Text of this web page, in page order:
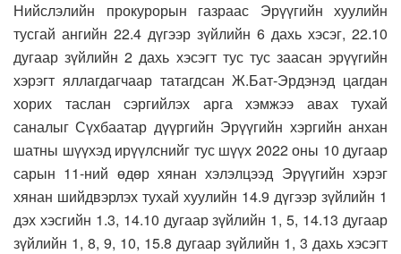
Нийслэлийн прокурорын газраас Эрүүгийн хуулийн
тусгай ангийн 22.4 дүгээр зүйлийн 6 дахь хэсэг, 22.10
дугаар зүйлийн 2 дахь хэсэгт тус тус заасан эрүүгийн
хэрэгт яллагдагчаар татагдсан Ж.Бат-Эрдэнэд цагдан
хорих таслан сэргийлэх арга хэмжээ авах тухай
саналыг Сүхбаатар дүүргийн Эрүүгийн хэргийн анхан
шатны шүүхэд ирүүлснийг тус шүүх 2022 оны 10 дугаар
сарын 11-ний өдөр хянан хэлэлцээд Эрүүгийн хэрэг
хянан шийдвэрлэх тухай хуулийн 14.9 дүгээр зүйлийн 1
дэх хэсгийн 1.3, 14.10 дугаар зүйлийн 1, 5, 14.13 дугаар
зүйлийн 1, 8, 9, 10, 15.8 дугаар зүйлийн 1, 3 дахь хэсэгт